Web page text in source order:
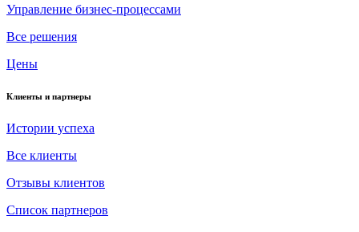
Управление бизнес-процессами
Все решения
Цены
Клиенты и партнеры
Истории успеха
Все клиенты
Отзывы клиентов
Список партнеров